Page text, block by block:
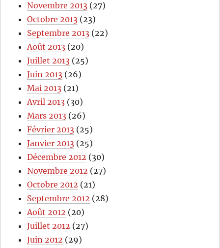
Novembre 2013 (27)
Octobre 2013 (23)
Septembre 2013 (22)
Août 2013 (20)
Juillet 2013 (25)
Juin 2013 (26)
Mai 2013 (21)
Avril 2013 (30)
Mars 2013 (26)
Février 2013 (25)
Janvier 2013 (25)
Décembre 2012 (30)
Novembre 2012 (27)
Octobre 2012 (21)
Septembre 2012 (28)
Août 2012 (20)
Juillet 2012 (27)
Juin 2012 (29)